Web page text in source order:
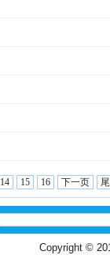
14 15 16 下一页
Copyright ©